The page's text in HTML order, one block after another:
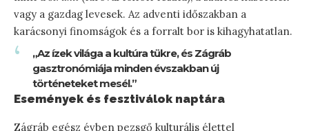
vagy a gazdag levesek. Az adventi időszakban a
karácsonyi finomságok és a forralt bor is kihagyhatatlan.
„Az ízek világa a kultúra tükre, és Zágráb
gasztronómiája minden évszakban új
történeteket mesél.”
Események és fesztiválok naptára
Zágráb egész évben pezsgő kulturális élettel